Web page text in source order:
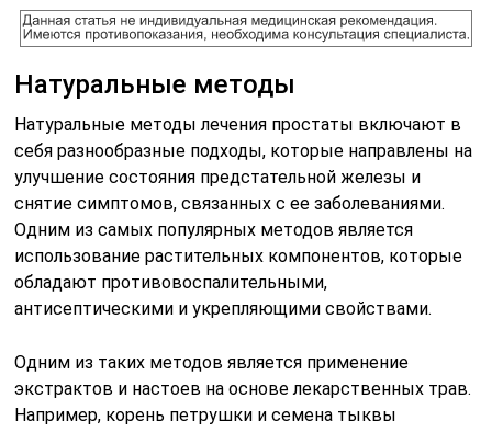
Натуральные методы
Натуральные методы лечения простаты включают в
себя разнообразные подходы, которые направлены на
улучшение состояния предстательной железы и
снятие симптомов, связанных с ее заболеваниями.
Одним из самых популярных методов является
использование растительных компонентов, которые
обладают противовоспалительными,
антисептическими и укрепляющими свойствами.
Одним из таких методов является применение
экстрактов и настоев на основе лекарственных трав.
Например, корень петрушки и семена тыквы